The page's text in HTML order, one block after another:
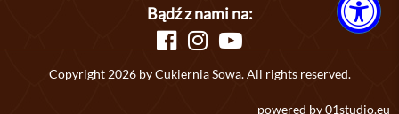
Bądź z nami na:
Copyright 2026 by Cukiernia Sowa. All rights reserved.
powered by01studio.eu